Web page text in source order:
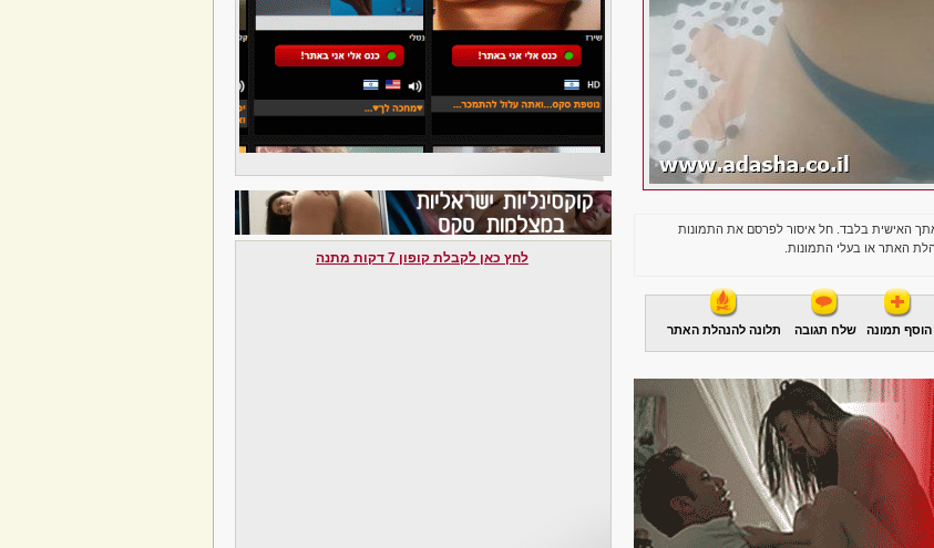
האישית בלבד. חל איסור לפרסם את התמונות
האתר או בעלי התמונות.
הוסף תמונה שלח תגובה תלונה להנהלת האתר
לחץ כאן לקבלת קופון 7 דקות מתנה